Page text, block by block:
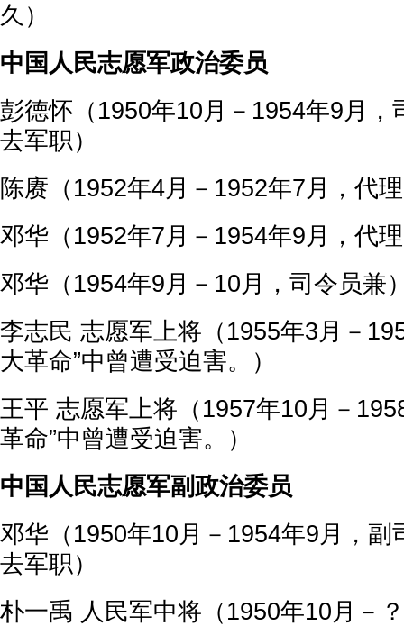
久）
中国人民志愿军政治委员
彭德怀（1950年10月－1954年9月，
去军职）
陈赓（1952年4月－1952年7月，代
邓华（1952年7月－1954年9月，代
邓华（1954年9月－10月，司令员兼
李志民 志愿军上将（1955年3月－
大革命”中曾遭受迫害。）
王平 志愿军上将（1957年10月－
革命”中曾遭受迫害。）
中国人民志愿军副政治委员
邓华（1950年10月－1954年9月，副
去军职）
朴一禹 人民军中将（1950年10月－